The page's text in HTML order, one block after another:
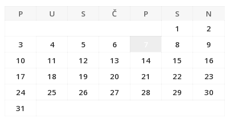
P U S Č P S
N
1
2
3
4 5 6 8
9
10
11 12 13 14 15
16
17
18 19 20 21 22
23
24
25 26 27 28 29
30
31